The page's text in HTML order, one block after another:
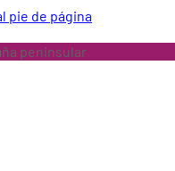
pie de página
peninsular